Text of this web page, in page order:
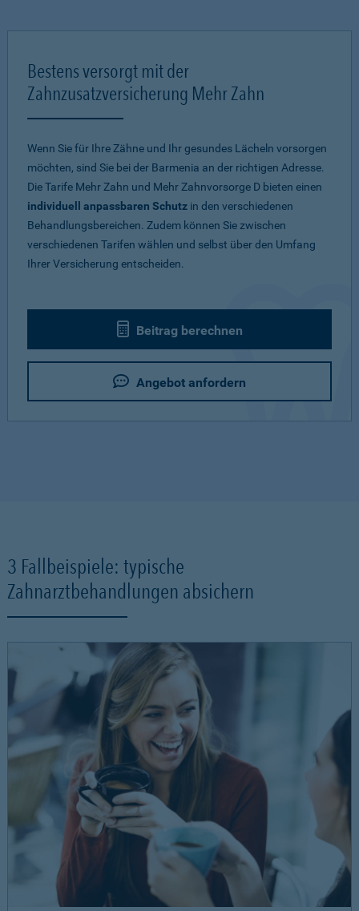
Bestens versorgt mit der
Zahnzusatzversicherung Mehr Zahn
Wenn Sie für Ihre Zähne und Ihr gesundes Lächeln vorsorgen
möchten, sind Sie bei der Barmenia an der richtigen Adresse.
Die Tarife Mehr Zahn und Mehr Zahnvorsorge D bieten einen
individuell anpassbaren Schutz in den verschiedenen
Behandlungsbereichen. Zudem können Sie zwischen
verschiedenen Tarifen wählen und selbst über den Umfang
Ihrer Versicherung entscheiden.
Beitrag berechnen
Angebot anfordern
3 Fallbeispiele: typische
Zahnarztbehandlungen absichern